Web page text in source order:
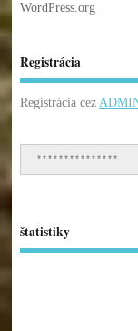
WordPress.org
Registrácia
Registrácia cez
***************
štatistiky